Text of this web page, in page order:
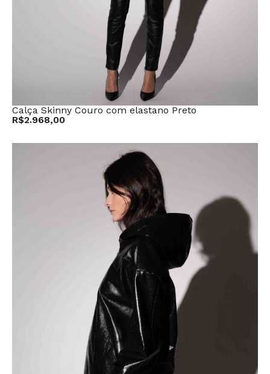
Calça Skinny Couro com elastano Preto
R$2.968,00